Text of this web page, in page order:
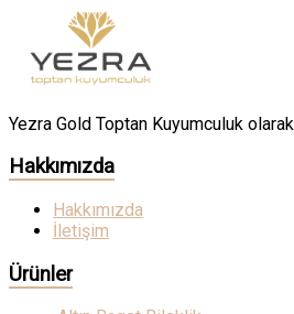
Yezra Gold Toptan Kuyumculuk
Hakkımızda
Hakkımızda
İletişim
Ürünler